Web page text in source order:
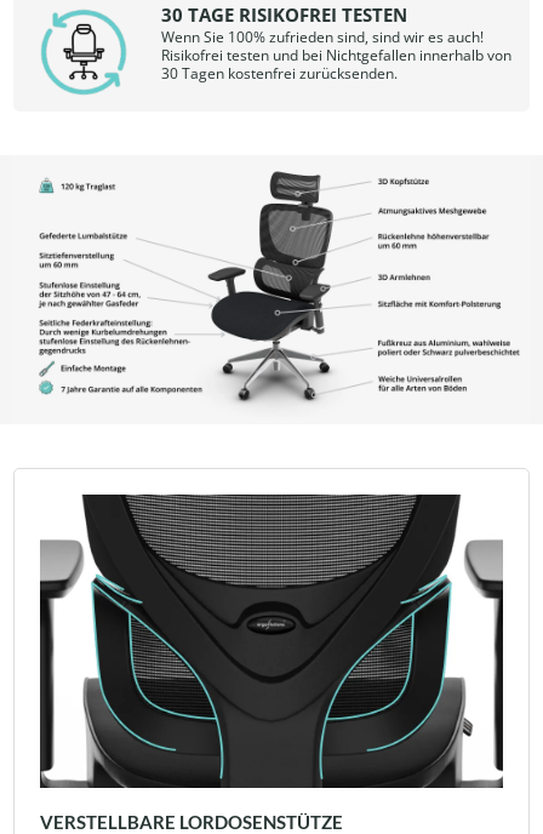
30 TAGE RISIKOFREI TESTEN
Wenn Sie 100% zufrieden sind, sind wir es auch!
Risikofrei testen und bei Nichtgefallen innerhalb von
30 Tagen kostenfrei zurücksenden.
VERSTELLBARE LORDOSENSTÜTZE